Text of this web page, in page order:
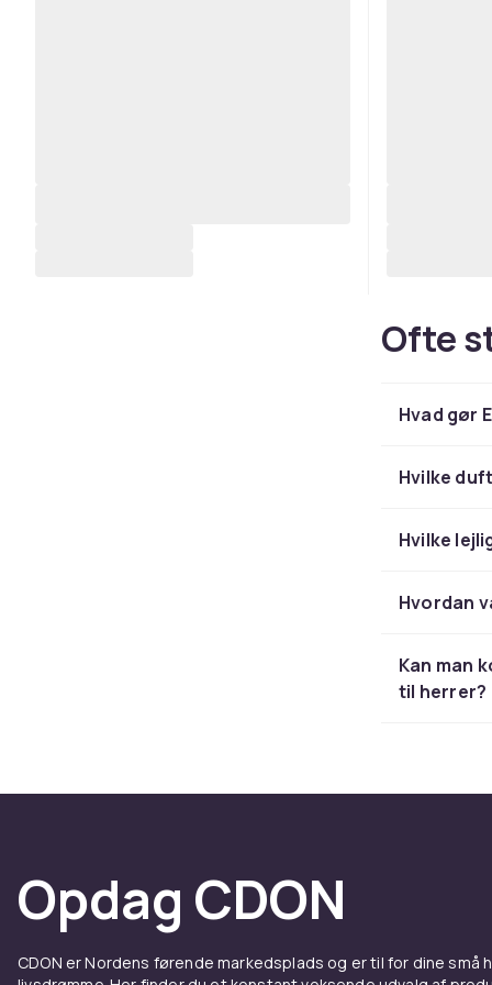
Ofte
Hvad gør
Hvilke
Hvilke
Hvordan
Kan man
til herrer?
Opdag CDON
CDON er Nordens førende markedsplads og er til for dine